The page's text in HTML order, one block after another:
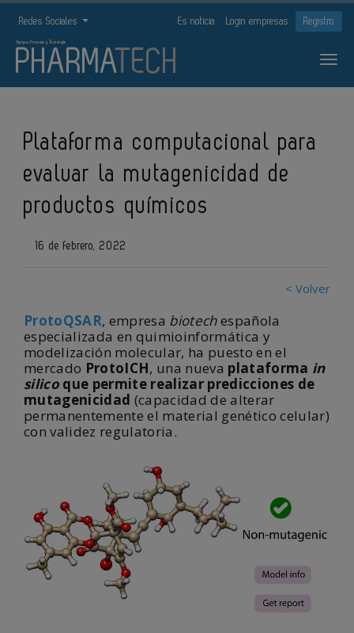
Redes Sociales Es noticia Login empresas Registro
Plataforma computacional para
evaluar la mutagenicidad de
productos químicos
16 de febrero, 2022
< Volver
ProtoQSAR, empresa biotechespañola
especializada en quimioinformática y
modelización molecular, ha puesto en el
mercado ProtoICH, una nueva plataforma in
silico que permite realizar predicciones de
mutagenicidad (capacidad de alterar
permanentemente el material genético celular)
con validez regulatoria.